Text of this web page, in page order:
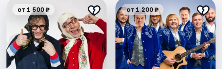
от 1 500 ₽ от 1 200 ₽